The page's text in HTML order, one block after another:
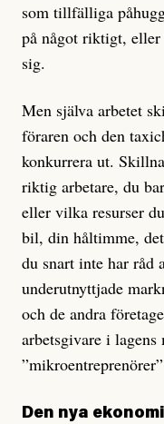
som tillfälliga
på något riktigt,
sig.
Men själva arbetet
föraren och den
konkurrera ut.
riktig arbetare, du
eller vilka resurser
bil, din håltimme,
du snart inte har
underutnyttjade
och de andra
arbetsgivare i
Den nya